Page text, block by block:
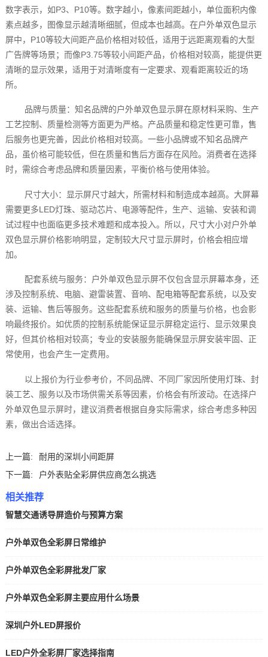
数字表示，如P3、P10等。数字越小，像素间距越小，单位面积内像
素点越多，图像显示越清晰细腻，但成本也越高。在户外单双色显示
屏中，P10等较大间距产品价格相对较低，适用于远距离观看的大型
广告牌等场景；而像P3.75等较小间距产品，价格相对较高，能提供更
清晰的显示效果，适用于对清晰度有一定要求、观看距离较近的场
所。
品牌与质量：知名品牌的户外单双色显示屏在原材料采购、生产
工艺控制、质量检测等方面更为严格。产品质量和稳定性更可靠，售
后服务也更完善，因此价格相对较高。一些小品牌或不知名品牌产
品，虽价格可能较低，但在质量和售后方面存在风险。消费者在选择
时，需综合考虑品牌和质量因素，平衡价格与使用体验。
尺寸大小：显示屏尺寸越大，所需材料和制造成本越高。大屏幕
需要更多LED灯珠、驱动芯片、电源等配件，生产、运输、安装和调
试过程中也面临更多技术难题和成本投入。所以，尺寸大小对户外单
双色显示屏价格影响明显，定制较大尺寸显示屏时，价格会相应增
加。
配套系统与服务：户外单双色显示屏不仅包含显示屏幕本身，还
涉及控制系统、电脑、避雷装置、音响、配电箱等配套系统，以及安
装、运输、售后等服务。这些配套系统和服务的质量与价格，也会影
响最终报价。如优质的控制系统能保证显示屏稳定运行、显示效果良
好，但其价格相对较高；专业的安装服务能确保显示屏安装牢固、正
常使用，也会产生一定费用。
以上报价为行业参考价，不同品牌、不同厂家因所使用灯珠、封
装工艺、服务以及市场供需关系等因素，价格会有所波动。在选择户
外单双色显示屏时，建议消费者根据自身实际需求，综合考虑多种因
素，做出合适选择。
上一篇:
耐用的深圳小间距屏
下一篇:
户外表贴全彩屏供应商怎么挑选
相关推荐
智慧交通诱导屏造价与预算方案
户外单双色全彩屏日常维护
户外单双色全彩屏批发厂家
户外单双色全彩屏主要应用什么场景
深圳户外LED屏报价
LED户外全彩屏厂家选择指南